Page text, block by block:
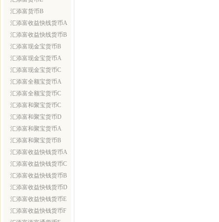
汇添富货币B
汇添富收益快线货币A
汇添富收益快线货币B
汇添富现金宝货币B
汇添富现金宝货币A
汇添富现金宝货币C
汇添富全额宝货币A
汇添富全额宝货币C
汇添富和聚宝货币C
汇添富和聚宝货币D
汇添富和聚宝货币A
汇添富和聚宝货币B
汇添富收益快钱货币A
汇添富收益快钱货币C
汇添富收益快钱货币B
汇添富收益快钱货币D
汇添富收益快钱货币E
汇添富收益快钱货币F